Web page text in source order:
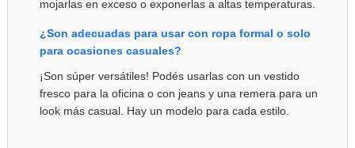
mojarlas en exceso o exponerlas a altas temperaturas.
¿Son adecuadas para usar con ropa formal o solo
para ocasiones casuales?
¡Son súper versátiles! Podés usarlas con un vestido
fresco para la oficina o con jeans y una remera para un
look más casual. Hay un modelo para cada estilo.